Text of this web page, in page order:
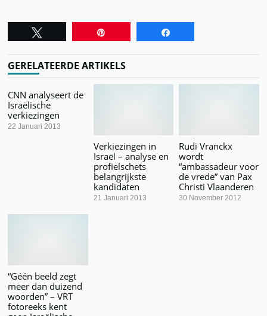
GERELATEERDE ARTIKELS
CNN analyseert de
Israëlische
verkiezingen
22 Januari 2013
Verkiezingen in
Israël – analyse en
profielschets
belangrijkste
kandidaten
21 Januari 2013
Rudi Vranckx
wordt
“ambassadeur voor
de vrede” van Pax
Christi Vlaanderen
30 November 2012
“Géén beeld zegt
meer dan duizend
woorden” – VRT
fotoreeks kent